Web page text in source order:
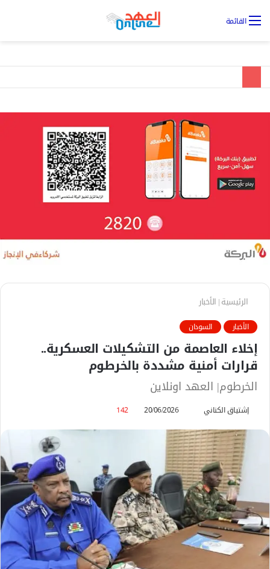
القائمة
الرئيسية| الأخبار
الأخبار السودان
إخلاء العاصمة من التشكيلات العسكرية..
قرارات أمنية مشددة بالخرطوم
الخرطوم| العهد اونلاين
إشتياق الكناني
س
ل
ب
ر
ي
د
ا
إ
20/06/2026
142